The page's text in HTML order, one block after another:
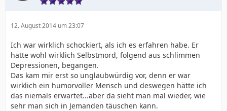
12. August 2014 um 23:07
Ich war wirklich schockiert, als ich es erfahren habe. Er
hatte wohl wirklich Selbstmord, folgend aus schlimmen
Depressionen, begangen.
Das kam mir erst so unglaubwürdig vor, denn er war
wirklich ein humorvoller Mensch und deswegen hätte ich
das niemals erwartet...aber da sieht man mal wieder, wie
sehr man sich in Jemanden täuschen kann.